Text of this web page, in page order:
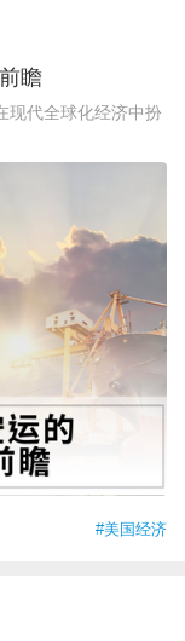
瞻
现代全球化经济中扮
#美国经济